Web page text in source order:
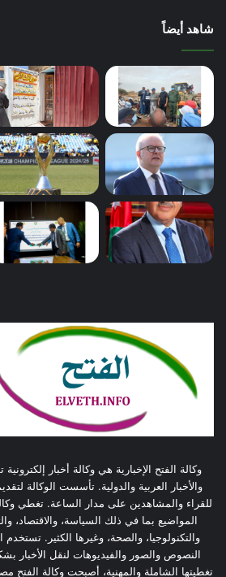
شاهد أيضاً
وكالة الفتح الإخبارية هي وكالة أخبار
والأخبار العربية والدولية. تأسست الوكالة
للقراء والمشاهدين على مدار الساعة. تغطي
المواضيع بما في ذلك السياسة، والاقتصاد،
والتكنولوجيا، والصحة، وغيرها الكثير.
النصوص والصور والفيديوهات لنقل الأخبار
تغطيتها الشاملة والمهنية، أصبحت وكالة الفتح